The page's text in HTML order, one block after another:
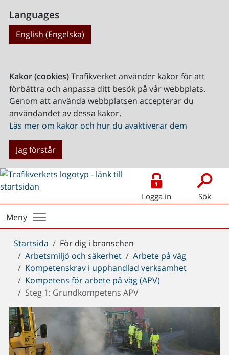
Languages
English (Engelska)
Kakor (cookies)Trafikverket använder kakor för att
förbättra och anpassa ditt besök på vår webbplats.
Genom att använda webbplatsen accepterar du
användandet av dessa kakor.
Läs mer om kakor och hur du avaktiverar dem
Jag förstår
Logga in Sök
Meny
Du
är
här:
Startsida
För dig i branschen
Arbetsmiljö och säkerhet
Arbete på väg
Kompetenskrav i upphandlad verksamhet
Kompetens för arbete på väg (APV)
Steg 1: Grundkompetens APV